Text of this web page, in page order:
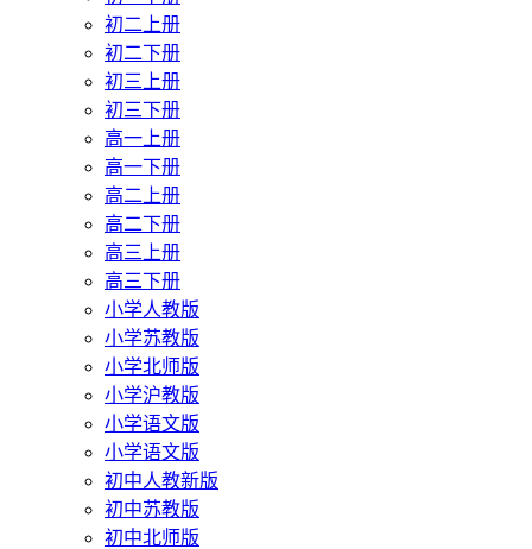
初二上册
初二下册
初三上册
初三下册
高一上册
高一下册
高二上册
高二下册
高三上册
高三下册
小学人教版
小学苏教版
小学北师版
小学沪教版
小学语文版
小学语文版
初中人教新版
初中苏教版
初中北师版